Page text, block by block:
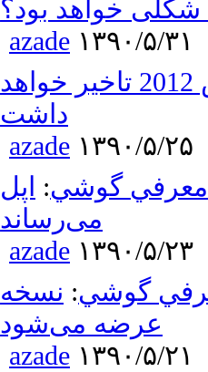
azade ۱۳۹۰/۵/۳۱
عرضه آیفون 5 تا مارس 2012 تاخیر خواهد
داشت
azade ۱۳۹۰/۵/۲۵
معرفي گوشي:
اپل iPhone 5 را ۷اکتبر به دست کاربران
می‌رساند
azade ۱۳۹۰/۵/۲۳
گوشي: نسخه Ice Cream Sandwich اندروید اکتبر
عرضه می‌شود
azade ۱۳۹۰/۵/۲۱